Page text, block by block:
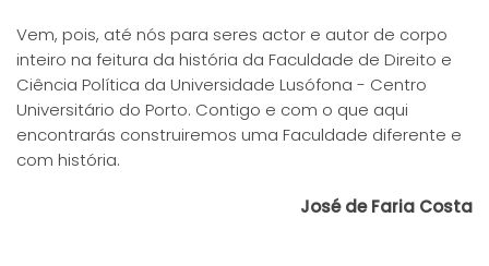
Vem, pois, até nós para seres actor e autor de corpo
inteiro na feitura da história da Faculdade de Direito e
Ciência Política da Universidade Lusófona - Centro
Universitário do Porto. Contigo e com o que aqui
encontrarás construiremos uma Faculdade diferente e
com história.
José de Faria Costa